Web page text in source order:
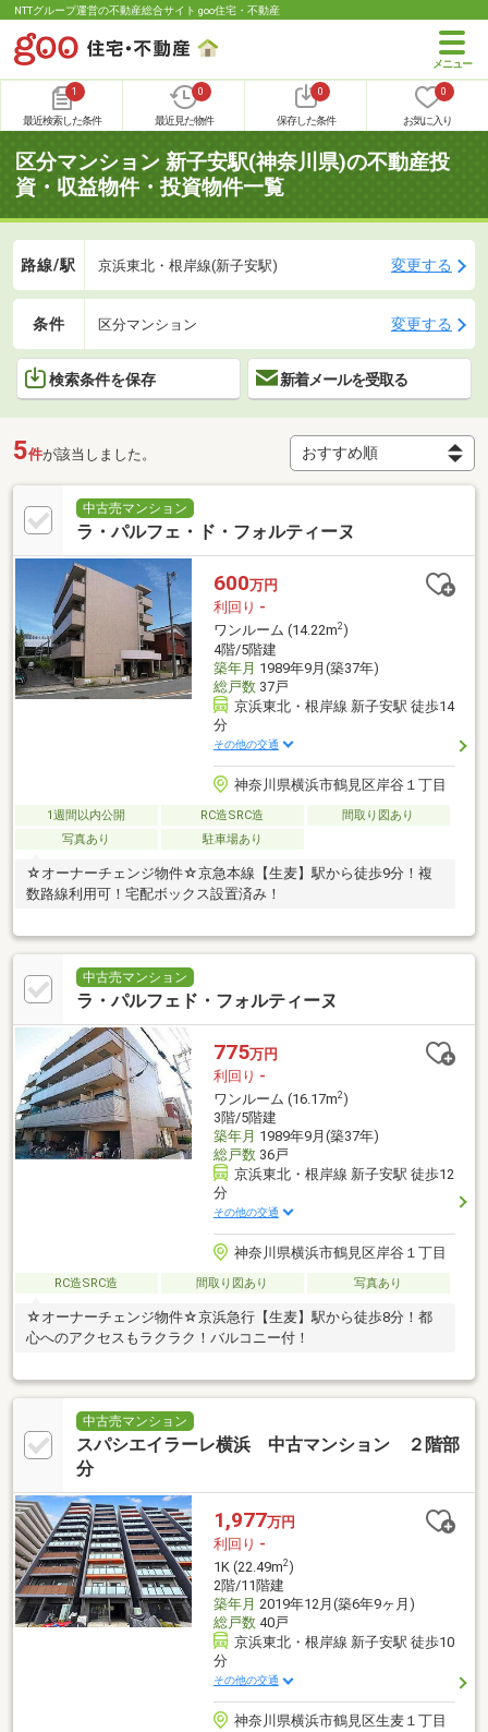
NTTグループ運営の不動産総合サイト goo住宅・不動産
1
最近検索した条件
0
最近見た物件
0
保存した条件
0
お気に入り
区分マンション 新子安駅(神奈川県)の不動産投
資・収益物件・投資物件一覧
路線/駅 京浜東北・根岸線(新子安駅) 変更する
条件 区分マンション 変更する
検索条件を保存 新着メールを受取る
5件が該当しました。
中古売マンション
ラ・パルフェ・ド・フォルティーヌ
600万円
利回り -
ワンルーム (14.22m2)
4階/5階建
築年月 1989年9月(築37年)
総戸数37戸
京浜東北・根岸線 新子安駅 徒歩14
分
その他の交通
神奈川県横浜市鶴見区岸谷１丁目
1週間以内公開 RC造SRC造
間取り図あり
写真あり
駐車場あり
☆オーナーチェンジ物件☆京急本線【生麦】駅から徒歩9分！複
数路線利用可！宅配ボックス設置済み！
中古売マンション
ラ・パルフェド・フォルティーヌ
775万円
利回り -
ワンルーム (16.17m2)
3階/5階建
築年月 1989年9月(築37年)
総戸数36戸
京浜東北・根岸線 新子安駅 徒歩12
分
その他の交通
神奈川県横浜市鶴見区岸谷１丁目
RC造SRC造 間取り図あり 写真あり
☆オーナーチェンジ物件☆京浜急行【生麦】駅から徒歩8分！都
心へのアクセスもラクラク！バルコニー付！
中古売マンション
スパシエイラーレ横浜 中古マンション ２階部
分
1,977万円
利回り -
1K (22.49m2)
2階/11階建
築年月 2019年12月(築6年9ヶ月)
総戸数40戸
京浜東北・根岸線 新子安駅 徒歩10
分
その他の交通
神奈川県横浜市鶴見区生麦１丁目